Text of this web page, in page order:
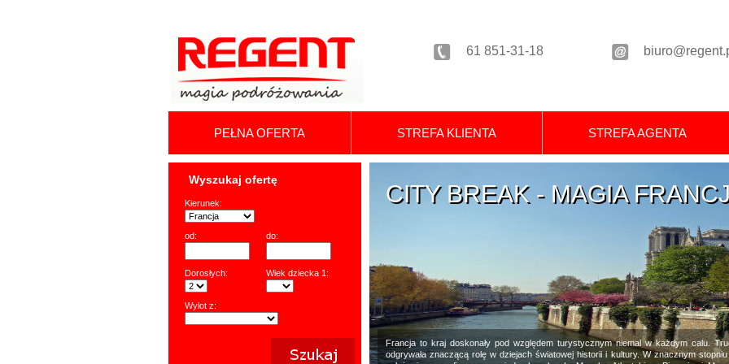
61 851-31-18
PEŁNA OFERTA STREFA KLIENTA STREFA AGENTA
CITY BREAK - MAGIA
CITY BREAK - MAGIA
Francja to kraj doskonały pod względem turystycznym niemal w każdym calu.
odgrywała znaczącą rolę w dziejach światowej historii i kultury. W znacznym
Wyszukaj ofertę
Kierunek:
od: do:
Dorosłych: Wiek dziecka 1:
Wylot z: